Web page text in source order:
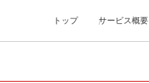
トップ サービス概要